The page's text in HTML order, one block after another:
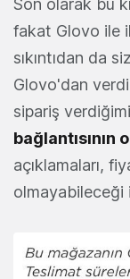
Son olarak bu
fakat Glovo ile
sıkıntıdan da
Glovo'dan
sipariş
bağlantısının
açıklamaları,
olmayabileceği